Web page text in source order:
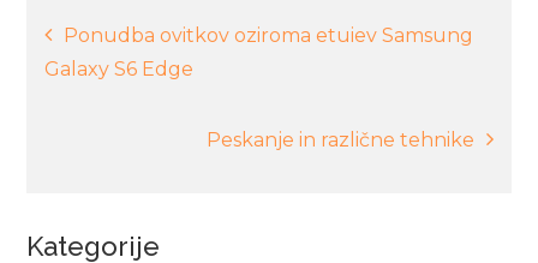
Navigacija
prispevka
Ponudba ovitkov oziroma etuiev Samsung
Galaxy S6 Edge
Peskanje in različne tehnike
Kategorije